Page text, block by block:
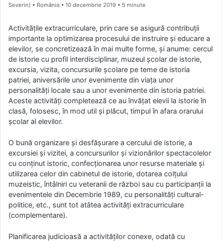
Severin) • România
10 decembrie 2019 • 5 minute
Activitățile extracurriculare, prin care se asigură contribuții
importante la optimizarea procesului de instruire şi educare a
elevilor, se concretizează în mai multe forme, şi anume: cercul
de istorie cu profil interdisciplinar, muzeul şcolar de istorie,
excursia, vizita, concursurile şcolare pe teme de istoria
patriei, aniversările unor evenimente din viaţa unor
personalităţi locale sau a unor evenimente din istoria patriei.
Aceste activităţi completează ce au învăţat elevii la istorie în
clasă, folosesc, în mod util şi plăcut, timpul în afara orarului
şcolar al elevilor.
O bună organizare şi desfăşurare a cercului de istorie, a
excursiei şi vizitei, a concursurilor şi vizionărilor spectacolelor
cu conţinut istoric, confecţionarea unor resurse materiale şi
utilizarea celor din cabinetul de istorie, dotarea colţului
muzeistic, întâlniri cu veteranii de război sau cu participanţii la
evenimentele din Decembrie 1989, cu personalităţi cultural-
politice, etc., sunt tot atâtea activităţi extracurriculare
(complementare).
Planificarea judicioasă a activităţilor conexe, odată cu